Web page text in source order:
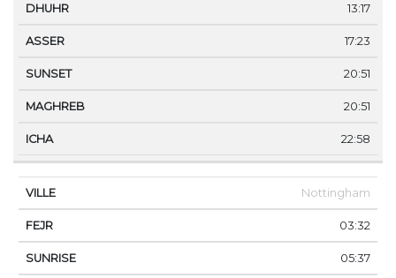
13:17
17:23
20:51
20:51
22:58
Nottingham
03:32
05:37